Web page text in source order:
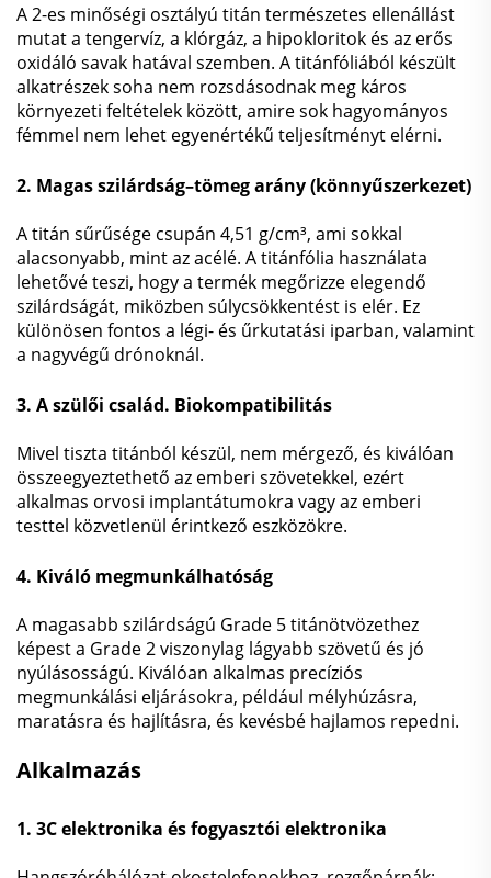
A 2-es minőségi osztályú titán természetes ellenállást
mutat a tengervíz, a klórgáz, a hipokloritok és az erős
oxidáló savak hatával szemben. A titánfóliából készült
alkatrészek soha nem rozsdásodnak meg káros
környezeti feltételek között, amire sok hagyományos
fémmel nem lehet egyenértékű teljesítményt elérni.
2. Magas szilárdság–tömeg arány (könnyűszerkezet)
A titán sűrűsége csupán 4,51 g/cm³, ami sokkal
alacsonyabb, mint az acélé. A titánfólia használata
lehetővé teszi, hogy a termék megőrizze elegendő
szilárdságát, miközben súlycsökkentést is elér. Ez
különösen fontos a légi- és űrkutatási iparban, valamint
a nagyvégű drónoknál.
3. A szülői család. Biokompatibilitás
Mivel tiszta titánból készül, nem mérgező, és kiválóan
összeegyeztethető az emberi szövetekkel, ezért
alkalmas orvosi implantátumokra vagy az emberi
testtel közvetlenül érintkező eszközökre.
4. Kiváló megmunkálhatóság
A magasabb szilárdságú Grade 5 titánötvözethez
képest a Grade 2 viszonylag lágyabb szövetű és jó
nyúlásosságú. Kiválóan alkalmas precíziós
megmunkálási eljárásokra, például mélyhúzásra,
maratásra és hajlításra, és kevésbé hajlamos repedni.
Alkalmazás
1. 3C elektronika és fogyasztói elektronika